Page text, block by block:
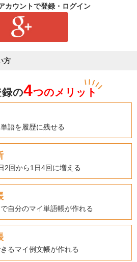
カウントで登録・ログイン
方
の4つのメリット
語を履歴に残せる
2回から1日4回に増える
自分のマイ単語帳が作れる
るマイ例文帳が作れる